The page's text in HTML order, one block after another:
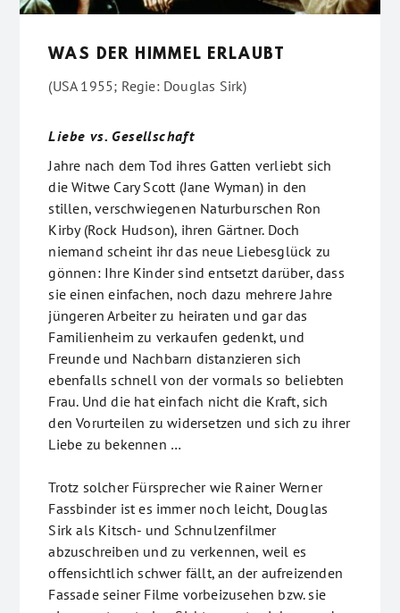
WAS DER HIMMEL ERLAUBT
(USA 1955; Regie: Douglas Sirk)
Liebe vs. Gesellschaft
Jahre nach dem Tod ihres Gatten verliebt sich
die Witwe Cary Scott (Jane Wyman) in den
stillen, verschwiegenen Naturburschen Ron
Kirby (Rock Hudson), ihren Gärtner. Doch
niemand scheint ihr das neue Liebesglück zu
gönnen: Ihre Kinder sind entsetzt darüber, dass
sie einen einfachen, noch dazu mehrere Jahre
jüngeren Arbeiter zu heiraten und gar das
Familienheim zu verkaufen gedenkt, und
Freunde und Nachbarn distanzieren sich
ebenfalls schnell von der vormals so beliebten
Frau. Und die hat einfach nicht die Kraft, sich
den Vorurteilen zu widersetzen und sich zu ihrer
Liebe zu bekennen …
Trotz solcher Fürsprecher wie Rainer Werner
Fassbinder ist es immer noch leicht, Douglas
Sirk als Kitsch- und Schnulzenfilmer
abzuschreiben und zu verkennen, weil es
offensichtlich schwer fällt, an der aufreizenden
Fassade seiner Filme vorbeizusehen bzw. sie